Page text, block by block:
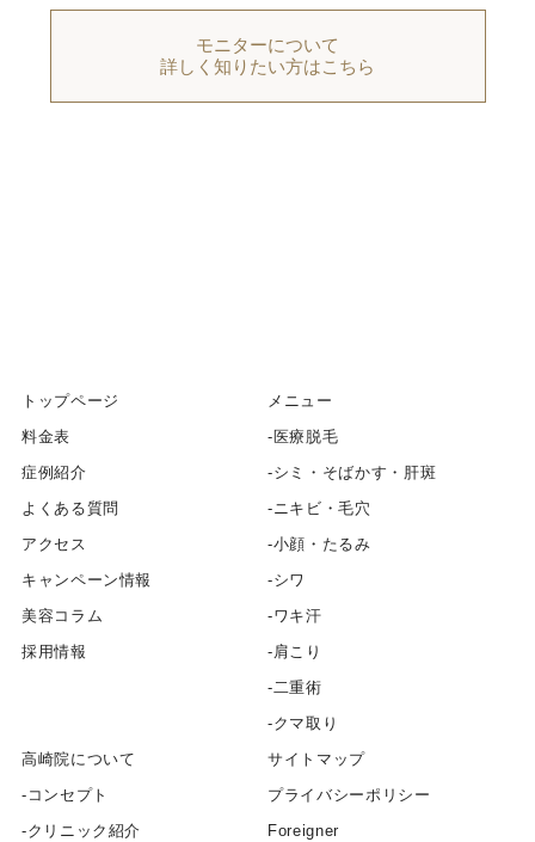
モニターについて
詳しく知りたい方はこちら
トップページ
料金表
症例紹介
よくある質問
アクセス
キャンペーン情報
美容コラム
採用情報
高崎院について
コンセプト
クリニック紹介
メニュー
医療脱毛
シミ・そばかす・肝斑
ニキビ・毛穴
小顔・たるみ
シワ
ワキ汗
肩こり
二重術
クマ取り
サイトマップ
プライバシーポリシー
Foreigner